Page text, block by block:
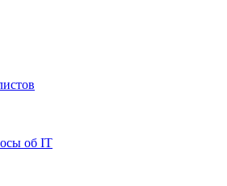
об IT